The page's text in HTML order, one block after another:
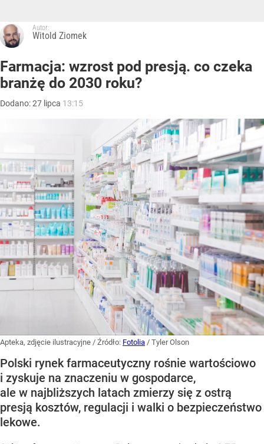
Autor:
Witold Ziomek
Farmacja: wzrost pod presją. co czeka
branżę do 2030 roku?
Dodano:27 lipca 13:15
Apteka, zdjęcie ilustracyjne / Źródło: Fotolia / Tyler Olson
Polski rynek farmaceutyczny rośnie wartościowo
i zyskuje na znaczeniu w gospodarce,
ale w najbliższych latach zmierzy się z ostrą
presją kosztów, regulacji i walki o bezpieczeństwo
lekowe.